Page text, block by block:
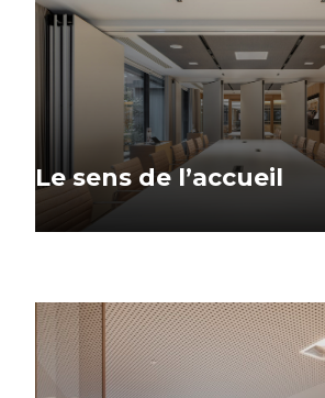
Le sens de l’accueil